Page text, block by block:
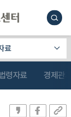
료
령자료 경제관